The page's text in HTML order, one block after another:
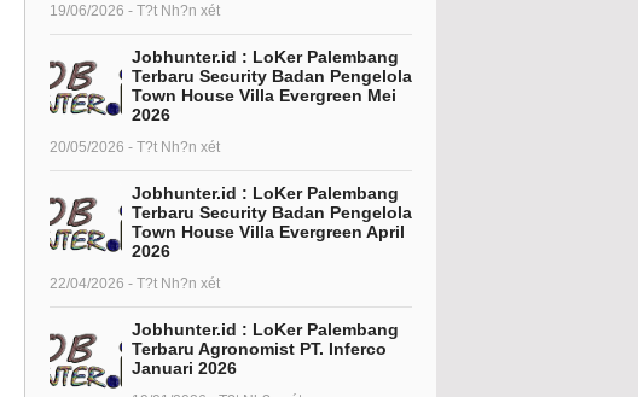
19/06/2026 - T?t Nh?n xét
Jobhunter.id : LoKer Palembang
Terbaru Security Badan Pengelola
Town House Villa Evergreen Mei
2026
20/05/2026 - T?t Nh?n xét
Jobhunter.id : LoKer Palembang
Terbaru Security Badan Pengelola
Town House Villa Evergreen April
2026
22/04/2026 - T?t Nh?n xét
Jobhunter.id : LoKer Palembang
Terbaru Agronomist PT. Inferco
Januari 2026